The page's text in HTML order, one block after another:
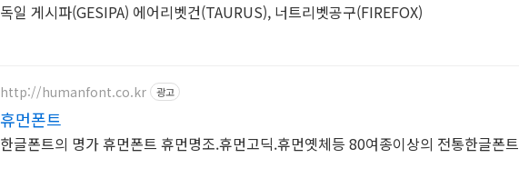
독일 게시파(GESIPA) 에어리벳건(TAURUS), 너트리벳공구(FIREFOX)
http://humanfont.co.kr 광고
휴먼폰트
한글폰트의 명가 휴먼폰트 휴먼명조.휴먼고딕.휴먼옛체등 80여종이상의 전통한글폰트